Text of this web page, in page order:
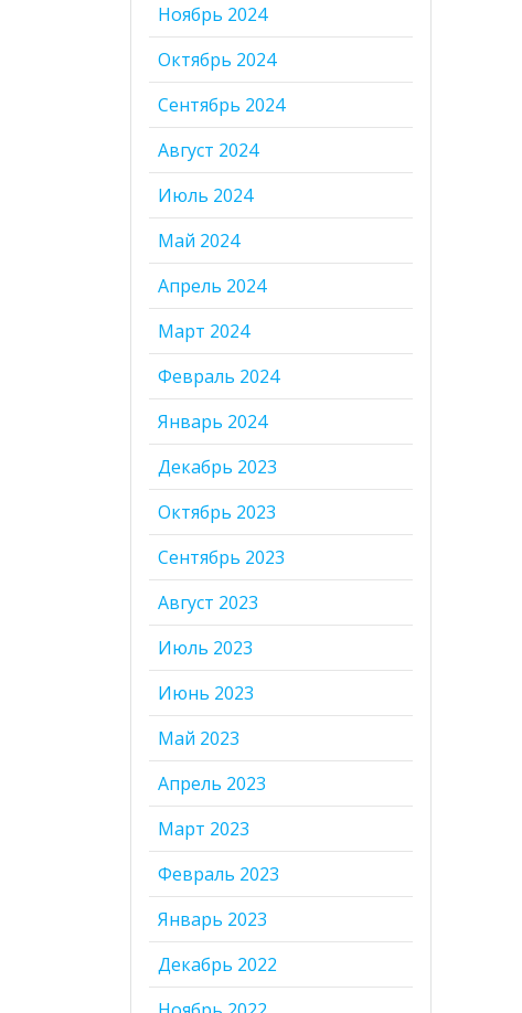
Ноябрь 2024
Октябрь 2024
Сентябрь 2024
Август 2024
Июль 2024
Май 2024
Апрель 2024
Март 2024
Февраль 2024
Январь 2024
Декабрь 2023
Октябрь 2023
Сентябрь 2023
Август 2023
Июль 2023
Июнь 2023
Май 2023
Апрель 2023
Март 2023
Февраль 2023
Январь 2023
Декабрь 2022